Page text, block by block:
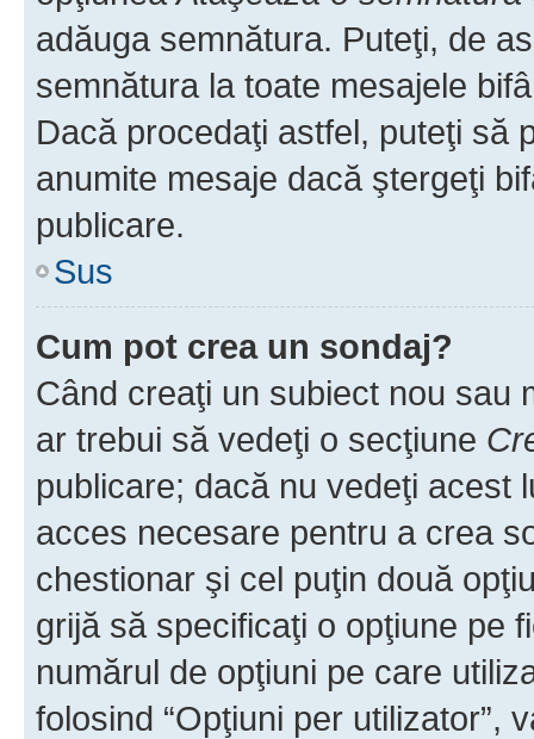
adăuga semnătura. Puteţi, de
semnătura la toate mesajele
Dacă procedaţi astfel, puteţi să
anumite mesaje dacă ştergeţi
publicare.
Sus
Cum pot crea un sondaj?
Când creaţi un subiect nou sau
ar trebui să vedeţi o secţiune
publicare; dacă nu vedeţi acest
acces necesare pentru a crea
chestionar şi cel puţin două
grijă să specificaţi o opţiune pe
numărul de opţiuni pe care
folosind “Opţiuni per utilizator”,